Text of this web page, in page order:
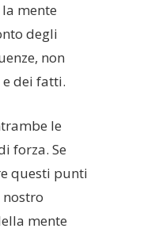
la mente
degli
non
dei fatti.
le
forza. Se
questi punti
mente